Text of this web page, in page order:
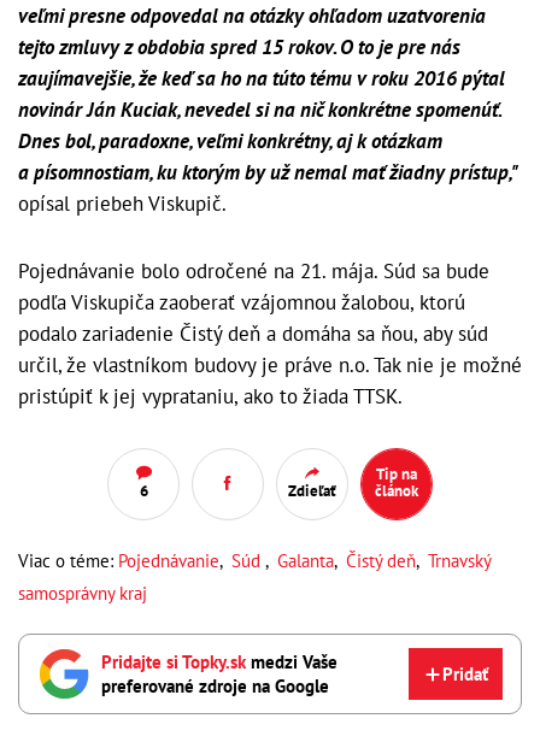
veľmi presne odpovedal na otázky ohľadom uzatvorenia
tejto zmluvy z obdobia spred 15 rokov.O to je pre nás
zaujímavejšie, že keď sa ho na túto tému v roku 2016 pýtal
novinár Ján Kuciak, nevedel si na nič konkrétne spomenúť.
Dnes bol, paradoxne, veľmi konkrétny, aj k otázkam
a písomnostiam, ku ktorým by už nemal mať žiadny prístup,"
opísal priebeh Viskupič.
Pojednávanie bolo odročené na 21. mája. Súd sa bude
podľa Viskupiča zaoberať vzájomnou žalobou, ktorú
podalo zariadenie Čistý deň a domáha sa ňou, aby súd
určil, že vlastníkom budovy je práve n.o. Tak nie je možné
pristúpiť k jej vyprataniu, ako to žiada TTSK.
6 Zdieľať
Tip na
článok
Viac o téme: Pojednávanie, Súd , Galanta, Čistý deň, Trnavský
samosprávny kraj
Pridajte si Topky.sk medzi Vaše
preferované zdroje na Google
Pridať